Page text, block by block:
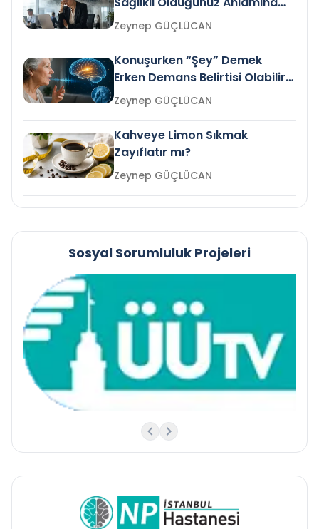
Gelir mi?Zeynep GÜÇLÜCAN
Konuşurken “Şey” Demek
Erken Demans Belirtisi Olabilir
mi?
Zeynep GÜÇLÜCAN
Kahveye Limon Sıkmak
Zayıflatır mı?
Zeynep GÜÇLÜCAN
Sosyal Sorumluluk Projeleri